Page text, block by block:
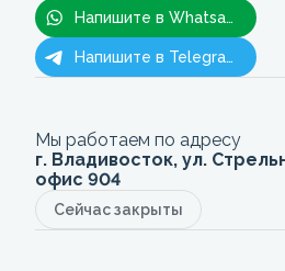
Напишите в Whatsapp
Напишите в Telegram
Мы работаем по адресу
г. Владивосток, ул.
офис 904
Сейчас закрыты